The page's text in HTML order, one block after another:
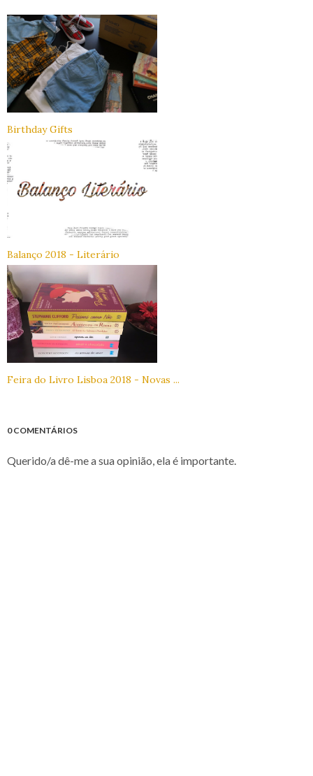
Birthday Gifts
Balanço 2018 - Literário
Feira do Livro Lisboa 2018 - Novas ...
0 COMENTÁRIOS
Querido/a dê-me a sua opinião, ela é importante.